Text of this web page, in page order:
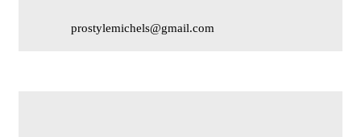
prostylemichels@gmail.com